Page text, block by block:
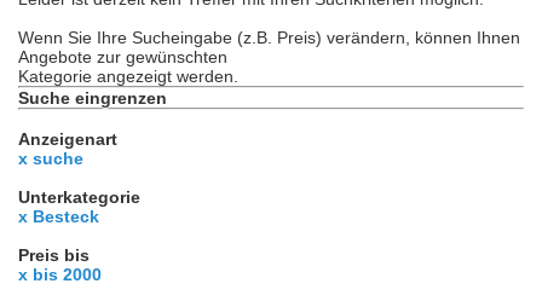
Wenn Sie Ihre Sucheingabe (z.B. Preis) verändern, können Ihnen
Angebote zur gewünschten
Kategorie angezeigt werden.
Suche eingrenzen
Anzeigenart
x suche
Unterkategorie
x Besteck
Preis bis
x bis 2000